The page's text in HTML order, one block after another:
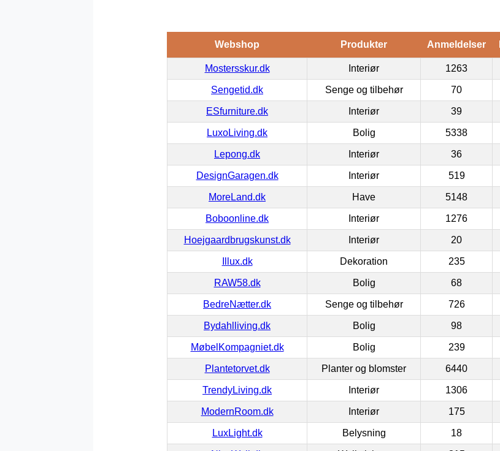
Webshop Produkter Anmeldelser
Mostersskur.dk Interiør 1263
Sengetid.dk Senge og tilbehør 70
ESfurniture.dk Interiør 39
LuxoLiving.dk Bolig 5338
Lepong.dk Interiør 36
DesignGaragen.dk Interiør 519
MoreLand.dk Have 5148
Boboonline.dk Interiør 1276
Hoejgaardbrugskunst.dk Interiør 20
Illux.dk Dekoration 235
RAW58.dk Bolig 68
BedreNætter.dk Senge og tilbehør 726
Bydahlliving.dk Bolig 98
MøbelKompagniet.dk Bolig 239
Plantetorvet.dk Planter og blomster 6440
TrendyLiving.dk Interiør 1306
ModernRoom.dk Interiør 175
LuxLight.dk Belysning 18